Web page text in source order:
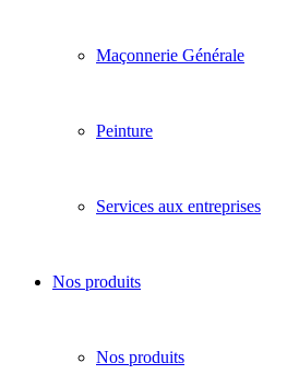
Maçonnerie Générale
Peinture
Services aux entreprises
Nos produits
Nos produits